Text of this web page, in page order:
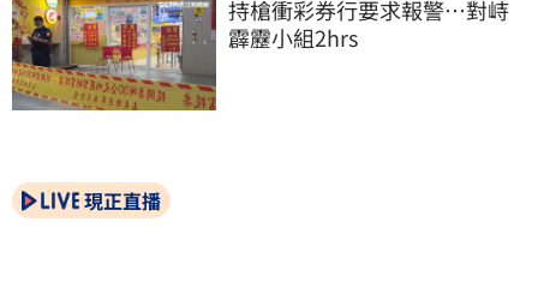
持槍衝彩券行要求報警…對峙
霹靂小組2hrs
現正直播